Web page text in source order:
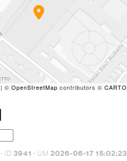
| © OpenStreetMap contributors © CARTO
- ID 3941 - UM 2026-06-17 15:02:23